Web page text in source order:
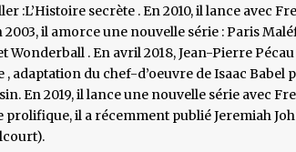
:L’Histoire secrète . En 2010, il lance avec
2003, il amorce une nouvelle série : Paris
Wonderball . En avril 2018, Jean-Pierre
adaptation du chef-d’oeuvre de Isaac
En 2019, il lance une nouvelle série avec
prolifique, il a récemment publié Jeremiah